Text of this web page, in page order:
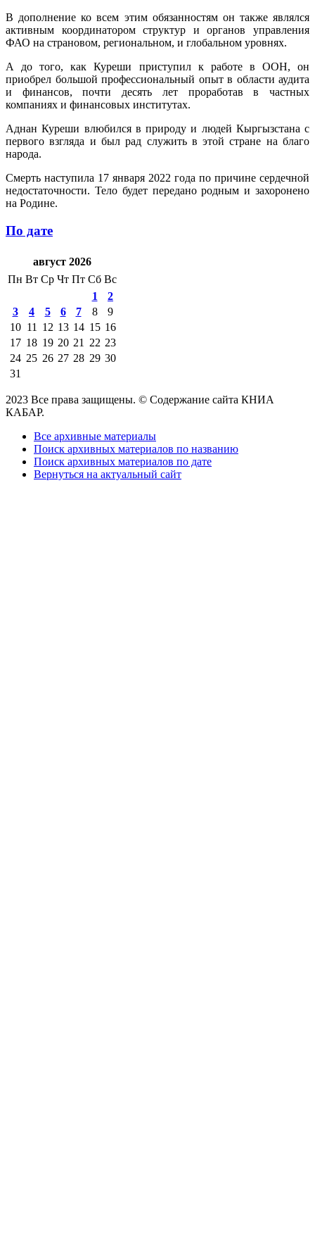
В дополнение ко всем этим обязанностям он также являлся
активным координатором структур и органов управления
ФАО на страновом, региональном, и глобальном уровнях.
А до того, как Куреши приступил к работе в ООН, он
приобрел большой профессиональный опыт в области аудита
и финансов, почти десять лет проработав в частных
компаниях и финансовых институтах.
Аднан Куреши влюбился в природу и людей Кыргызстана с
первого взгляда и был рад служить в этой стране на благо
народа.
Смерть наступила 17 января 2022 года по причине сердечной
недостаточности. Тело будет передано родным и захоронено
на Родине.
По дате
август 2026
Пн Вт Ср Чт Пт Сб Вс
1
2
3
4 5 6 7 8
9
10 11 12 13 14 15 16
17 18 19 20 21 22 23
24 25 26 27 28 29 30
31
2023 Все права защищены. © Содержание сайта КНИА
КАБАР.
Все архивные материалы
Поиск архивных материалов по названию
Поиск архивных материалов по дате
Вернуться на актуальный сайт